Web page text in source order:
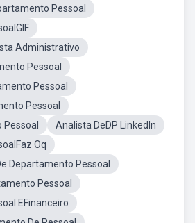
Pessoal
Administrativo
Pessoal
Pessoal
Pessoal
Analista DeDP LinkedIn
Oq
Departamento Pessoal
Pessoal
EFinanceiro